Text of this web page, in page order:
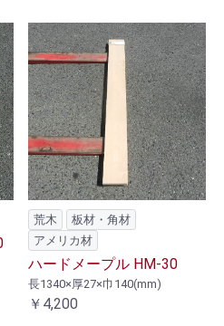
荒木
板材・角材
アメリカ材
ハードメープル HM-30
長1340×厚27×巾140(mm)
￥4,200